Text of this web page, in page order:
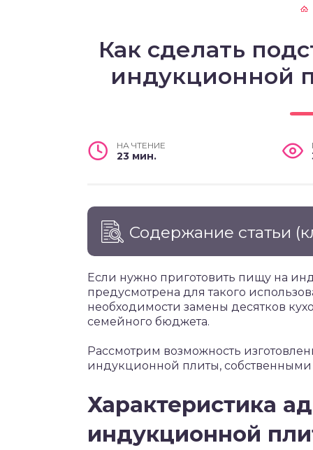
Как сделать
индукционной
НА ЧТЕНИЕ
23 мин.
Содержание статьи
Если нужно приготовить пищу на
предусмотрена для такого
необходимости замены десятков
семейного бюджета.
Рассмотрим возможность
индукционной плиты,
Характеристика
индукционной